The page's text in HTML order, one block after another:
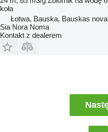
koła
Łotwa, Bauska, Bauskas
Sia Nora Noma
Kontakt z dealerem